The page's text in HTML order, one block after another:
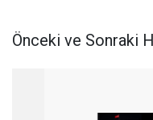
Önceki ve Sonraki